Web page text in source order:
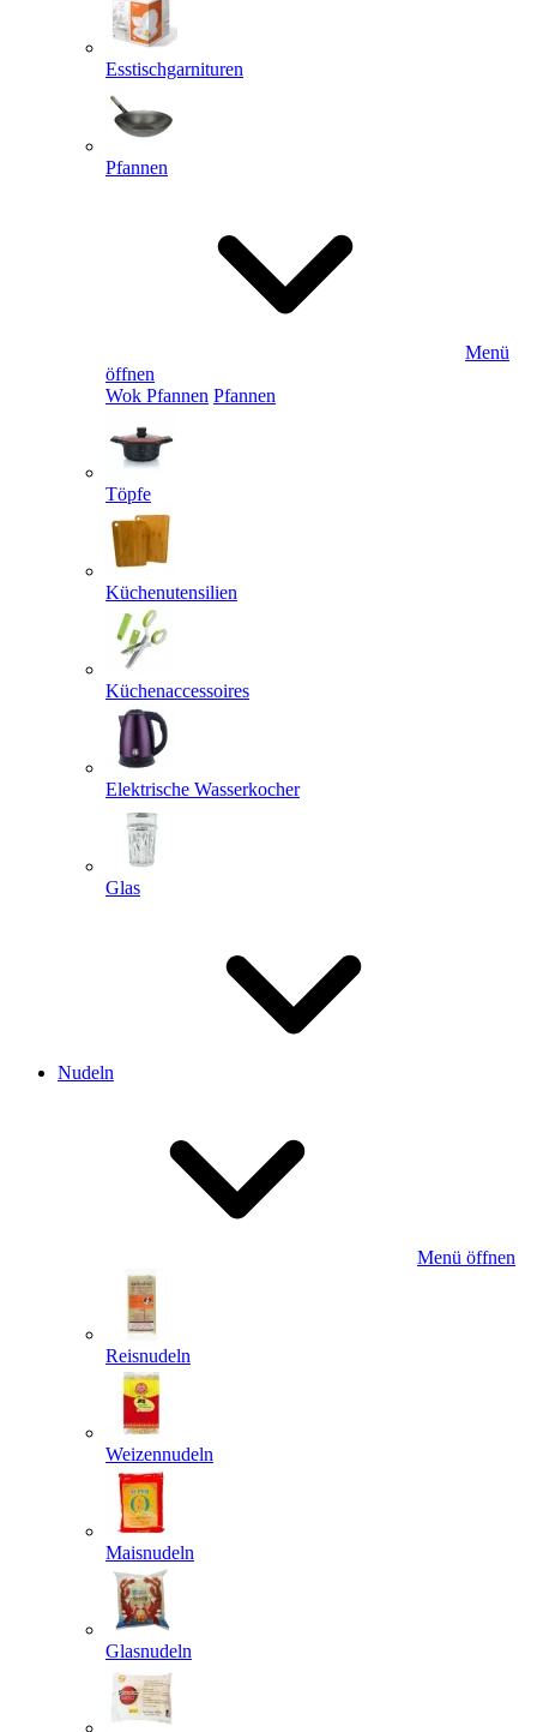
Esstischgarnituren
Pfannen
Menü
öffnen
Wok Pfannen Pfannen
Töpfe
Küchenutensilien
Küchenaccessoires
Elektrische Wasserkocher
Glas
Nudeln
Menü öffnen
Reisnudeln
Weizennudeln
Maisnudeln
Glasnudeln